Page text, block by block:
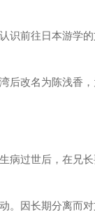
识前往日本游学
后改名为陈浅香
病过世后，在兄
。因长期分离而对